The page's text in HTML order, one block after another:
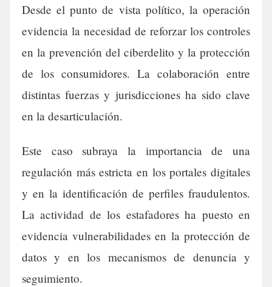
Desde el punto de vista político, la operación
evidencia la necesidad de reforzar los controles
en la prevención del ciberdelito y la protección
de los consumidores. La colaboración entre
distintas fuerzas y jurisdicciones ha sido clave
en la desarticulación.
Este caso subraya la importancia de una
regulación más estricta en los portales digitales
y en la identificación de perfiles fraudulentos.
La actividad de los estafadores ha puesto en
evidencia vulnerabilidades en la protección de
datos y en los mecanismos de denuncia y
seguimiento.